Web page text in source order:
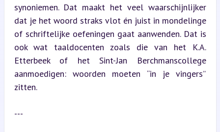
synoniemen. Dat maakt het veel waarschijnlijker
dat je het woord straks vlot én juist in mondelinge
of schriftelijke oefeningen gaat aanwenden. Dat is
ook wat taaldocenten zoals die van het K.A.
Etterbeek of het Sint-Jan Berchmanscollege
aanmoedigen: woorden moeten “in je vingers”
zitten.
---